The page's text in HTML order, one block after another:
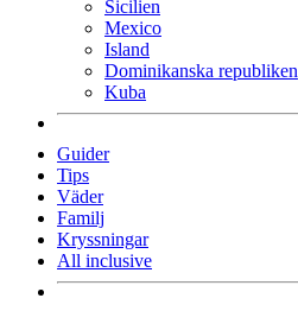
Sicilien
Mexico
Island
Dominikanska republiken
Kuba
Guider
Tips
Väder
Familj
Kryssningar
All inclusive